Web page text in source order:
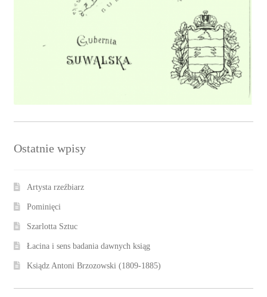
Ostatnie wpisy
Artysta rzeźbiarz
Pominięci
Szarlotta Sztuc
Łacina i sens badania dawnych ksiąg
Ksiądz Antoni Brzozowski (1809-1885)